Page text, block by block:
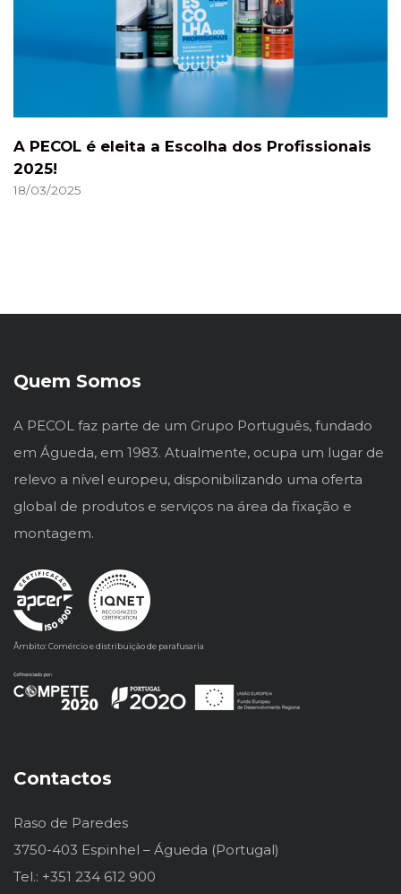
A PECOL é eleita a Escolha dos Profissionais
2025!
18/03/2025
Quem Somos
A PECOL faz parte de um Grupo Português, fundado
em Águeda, em 1983. Atualmente, ocupa um lugar de
relevo a nível europeu, disponibilizando uma oferta
global de produtos e serviços na área da fixação e
montagem.
Âmbito: Comércio e distribuição de parafusaria
Contactos
Raso de Paredes
3750-403 Espinhel – Águeda (Portugal)
Tel.: +351 234 612 900